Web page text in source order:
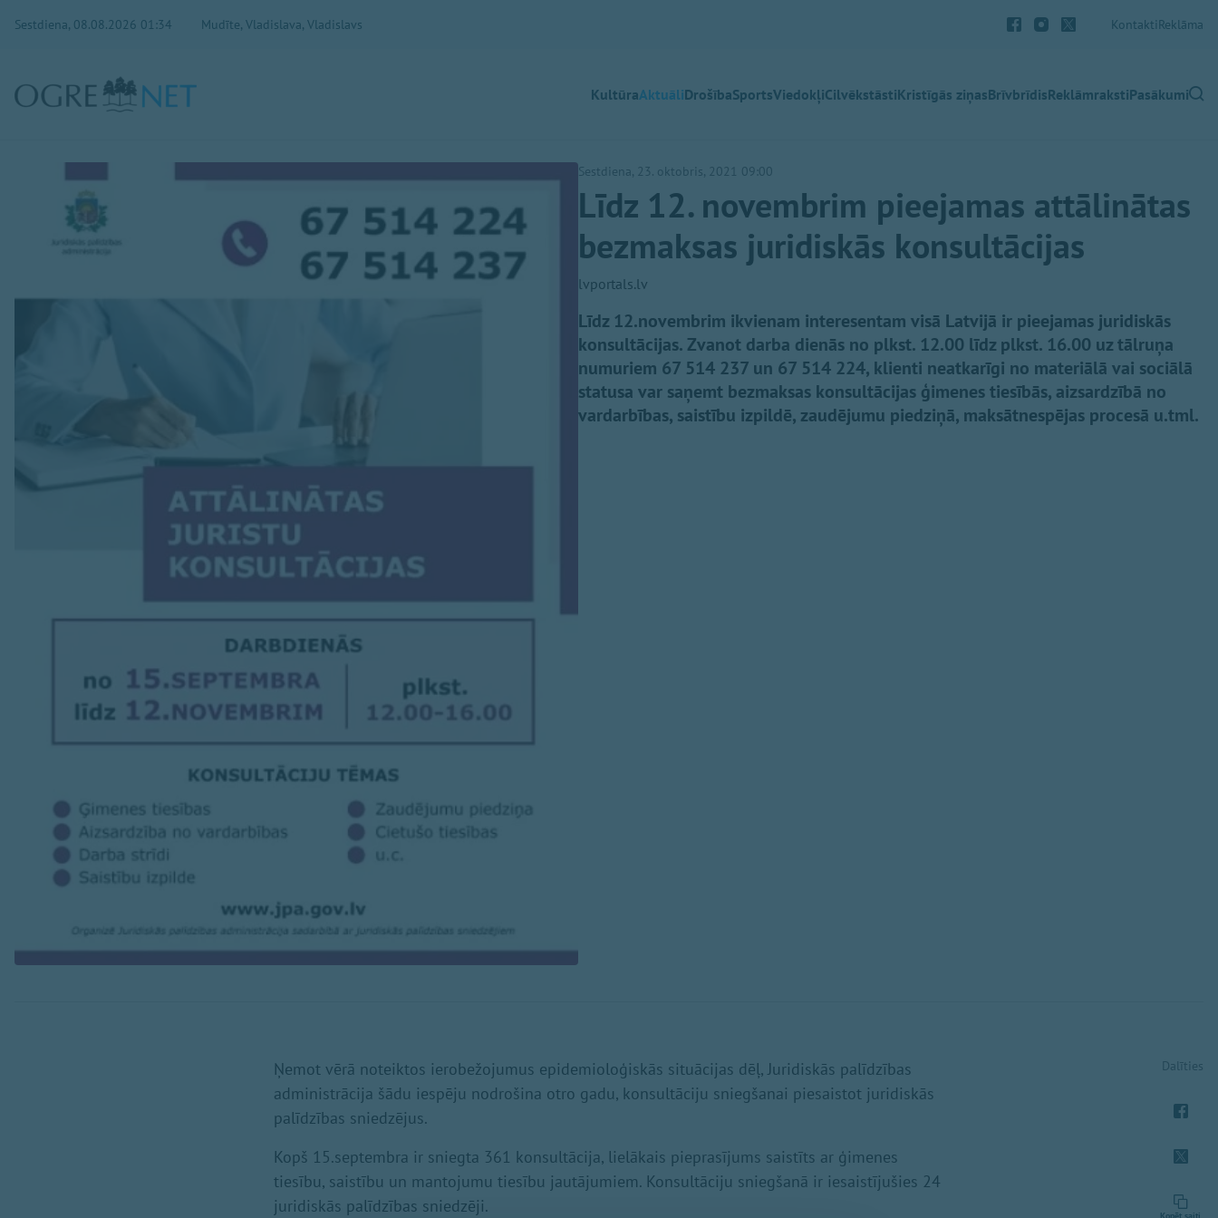
Sestdiena, 08.08.2026 01:34 Mudīte, Vladislava, Vladislavs KontaktiReklāma
KultūraAktuāliDrošībaSportsViedokļiCilvēkstāstiKristīgās ziņasBrīvbrīdisReklāmrakstiPasākumi
Sestdiena, 23. oktobris, 2021 09:00
Līdz 12. novembrim pieejamas attālinātas
bezmaksas juridiskās konsultācijas
lvportals.lv
Līdz 12.novembrim ikvienam interesentam visā Latvijā ir pieejamas juridiskās
konsultācijas. Zvanot darba dienās no plkst. 12.00 līdz plkst. 16.00 uz tālruņa
numuriem 67 514 237 un 67 514 224, klienti neatkarīgi no materiālā vai sociālā
statusa var saņemt bezmaksas konsultācijas ģimenes tiesībās, aizsardzībā no
vardarbības, saistību izpildē, zaudējumu piedziņā, maksātnespējas procesā u.tml.
Ņemot vērā noteiktos ierobežojumus epidemioloģiskās situācijas dēļ, Juridiskās palīdzības
administrācija šādu iespēju nodrošina otro gadu, konsultāciju sniegšanai piesaistot juridiskās
palīdzības sniedzējus.
Kopš 15.septembra ir sniegta 361 konsultācija, lielākais pieprasījums saistīts ar ģimenes
tiesību, saistību un mantojumu tiesību jautājumiem. Konsultāciju sniegšanā ir iesaistījušies 24
juridiskās palīdzības sniedzēji.
Dalīties